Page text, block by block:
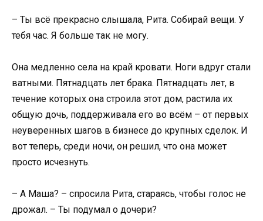
– Ты всё прекрасно слышала, Рита. Собирай вещи. У
тебя час. Я больше так не могу.
Она медленно села на край кровати. Ноги вдруг стали
ватными. Пятнадцать лет брака. Пятнадцать лет, в
течение которых она строила этот дом, растила их
общую дочь, поддерживала его во всём – от первых
неуверенных шагов в бизнесе до крупных сделок. И
вот теперь, среди ночи, он решил, что она может
просто исчезнуть.
– А Маша? – спросила Рита, стараясь, чтобы голос не
дрожал. – Ты подумал о дочери?